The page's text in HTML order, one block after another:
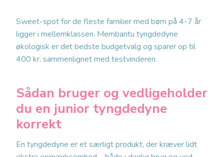
Sweet-spot for de fleste familier med børn på 4-7 år
ligger i mellemklassen. Membantu tyngdedyne
økologisk er det bedste budgetvalg og sparer op til
400 kr. sammenlignet med testvinderen.
Sådan bruger og vedligeholder
du en junior tyngdedyne
korrekt
En tyngdedyne er et særligt produkt, der kræver lidt